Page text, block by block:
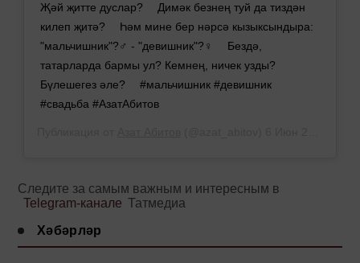
Җәй җитте дуслар? ⠀ Димәк безнең туй да тиздән
килеп җитә? ⠀ Һәм мине бер нәрсә кызыксындыра:
"мальчишник"?‍♂ - "девишник"?‍♀ ⠀ Бездә,
татарларда бармы ул? Кемнең, ничек узды?
Бүлешегез әле? ⠀ #мальчишник #девишник
#свадьба #АзатАбитов
Следите за самым важным и интересным в
Telegram-канале Татмедиа
Хәбәрләр